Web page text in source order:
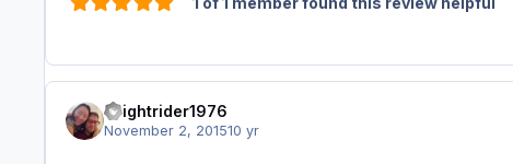
knightrider1976
November 2, 201510 yr